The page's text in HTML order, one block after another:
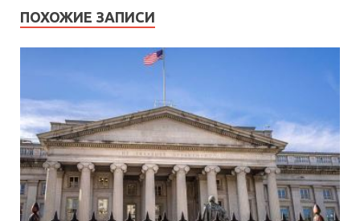
ПОХОЖИЕ ЗАПИСИ